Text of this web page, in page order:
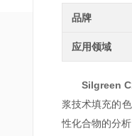
品牌
应用领域
Silgreen
浆技术填充的
性化合物的分